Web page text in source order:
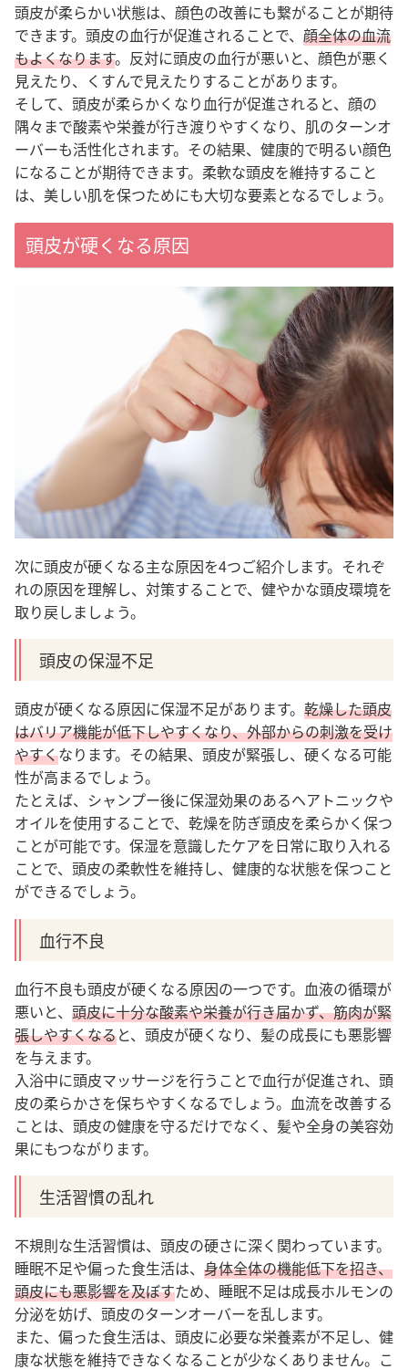
頭皮が柔らかい状態は、顔色の改善にも繋がることが期待
できます。 頭皮の血行が促進されることで、 顔全体の血流
もよくなります。 反対に頭皮の血行が悪いと、顔色が悪く
見えたり、くすんで見えたりすることがあります。
そして、頭皮が柔らかくなり血行が促進されると、顔の
隅々まで酸素や栄養が行き渡りやすくなり、肌のターンオ
ーバーも活性化されます。その結果、健康的で明るい顔色
になることが期待できます。柔軟な頭皮を維持すること
は、美しい肌を保つためにも大切な要素となるでしょう。
頭皮が硬くなる原因
次に頭皮が硬くなる主な原因を4つご紹介します。それぞ
れの原因を理解し、対策することで、健やかな頭皮環境を
取り戻しましょう。
頭皮の保湿不足
頭皮が硬くなる原因に保湿不足があります。 乾燥した頭皮
はバリア機能が低下しやすくなり、外部からの刺激を受け
やすくなります。その結果、頭皮が緊張し、硬くなる可能
性が高まるでしょう。
たとえば、シャンプー後に保湿効果のあるヘアトニックや
オイルを使用することで、乾燥を防ぎ頭皮を柔らかく保つ
ことが可能です。保湿を意識したケアを日常に取り入れる
ことで、頭皮の柔軟性を維持し、健康的な状態を保つこと
ができるでしょう。
血行不良
血行不良も頭皮が硬くなる原因の一つです。 血液の循環が
悪いと、 頭皮に十分な酸素や栄養が行き届かず、筋肉が緊
張しやすくなると、頭皮が硬くなり、髪の成長にも悪影響
を与えます。
入浴中に頭皮マッサージを行うことで血行が促進され、頭
皮の柔らかさを保ちやすくなるでしょう。血流を改善する
ことは、頭皮の健康を守るだけでなく、髪や全身の美容効
果にもつながります。
生活習慣の乱れ
不規則な生活習慣は、頭皮の硬さに深く関わっています。
睡眠不足や偏った食生活は、 身体全体の機能低下を招き、
頭皮にも悪影響を及ぼすため、睡眠不足は成長ホルモンの
分泌を妨げ、頭皮のターンオーバーを乱します。
また、偏った食生活は、頭皮に必要な栄養素が不足し、健
康な状態を維持できなくなることが少なくありません。こ